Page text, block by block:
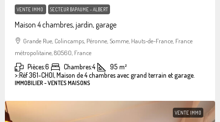
VENTE IMMO SECTEUR BAPAUME - ALBERT
Maison 4 chambres, jardin, garage
Grande Rue, Colincamps, Péronne, Somme, Hauts-de-France, France
métropolitaine, 80560, France
Pièces:6 Chambres:4 95 m²
>:Réf 361-CHOI, Maison de 4 chambres avec grand terrain et garage.
IMMOBILIER - VENTES MAISONS
VENTE IMMO